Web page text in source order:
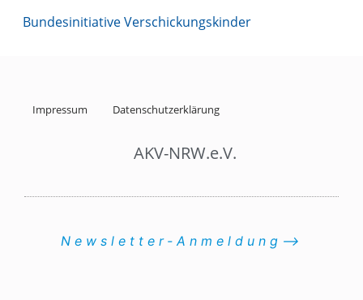
Bundesinitiative Verschickungskinder
Impressum Datenschutzerklärung
AKV-NRW.e.V.
Newsletter-Anmeldung⟶